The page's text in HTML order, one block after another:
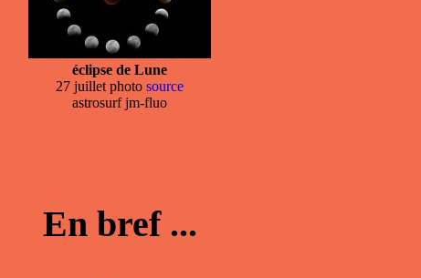
éclipse de Lune
27 juillet photo source
astrosurf jm-fluo
En bref ...